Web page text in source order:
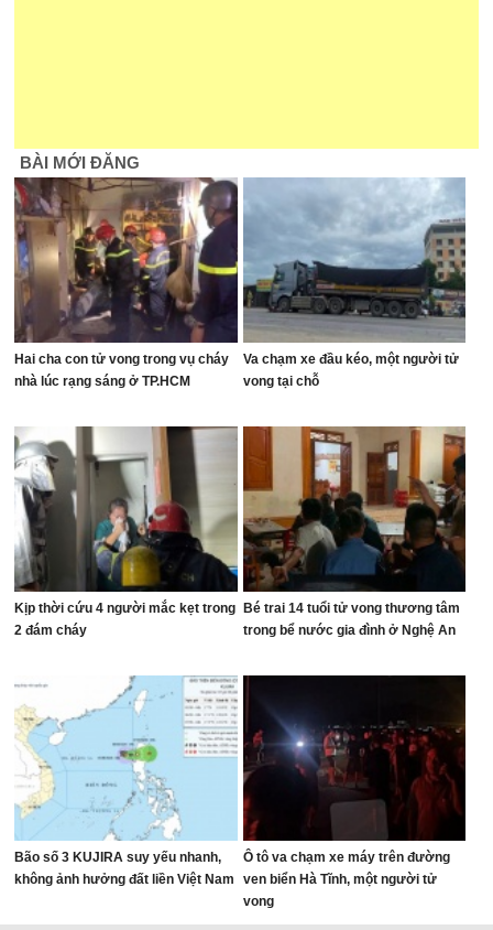
BÀI MỚI ĐĂNG
Hai cha con tử vong trong vụ cháy
nhà lúc rạng sáng ở TP.HCM
Va chạm xe đầu kéo, một người tử
vong tại chỗ
Kịp thời cứu 4 người mắc kẹt trong
2 đám cháy
Bé trai 14 tuổi tử vong thương tâm
trong bể nước gia đình ở Nghệ An
Bão số 3 KUJIRA suy yếu nhanh,
không ảnh hưởng đất liền Việt Nam
Ô tô va chạm xe máy trên đường
ven biển Hà Tĩnh, một người tử
vong